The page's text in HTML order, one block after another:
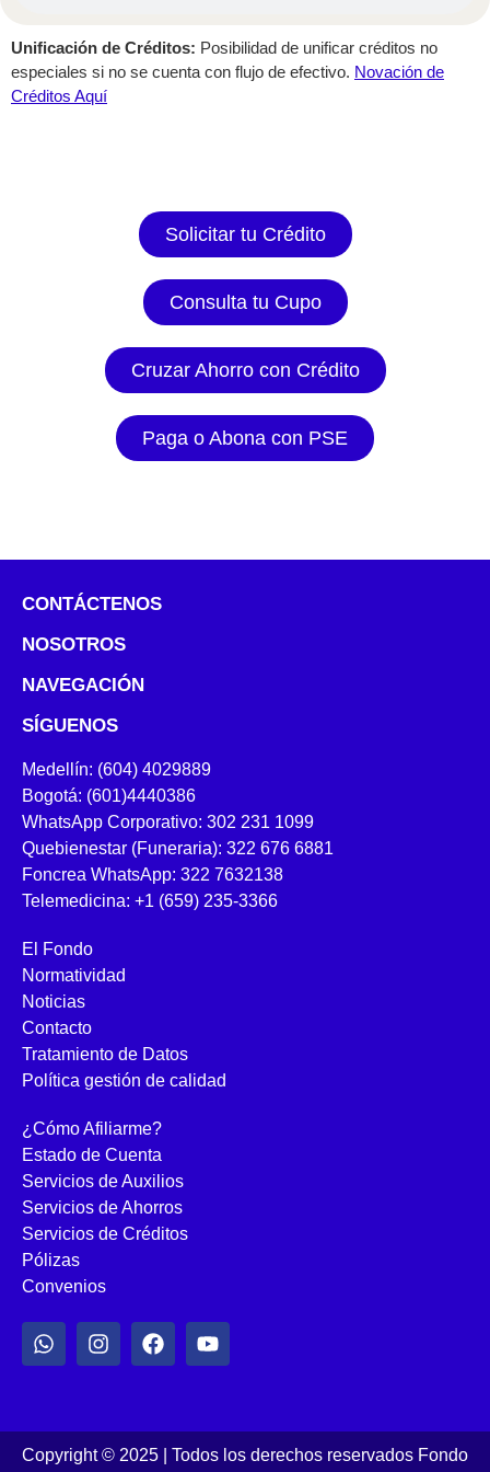
Unificación de Créditos: Posibilidad de unificar créditos no
especiales si no se cuenta con flujo de efectivo. Novación de
Créditos Aquí
Solicitar tu Crédito
Consulta tu Cupo
Cruzar Ahorro con Crédito
Paga o Abona con PSE
CONTÁCTENOS
NOSOTROS
NAVEGACIÓN
SÍGUENOS
Medellín: (604) 4029889
Bogotá: (601)4440386
WhatsApp Corporativo: 302 231 1099
Quebienestar (Funeraria): 322 676 6881
Foncrea WhatsApp: 322 7632138
Telemedicina: +1 (659) 235-3366
El Fondo
Normatividad
Noticias
Contacto
Tratamiento de Datos
Política gestión de calidad
¿Cómo Afiliarme?
Estado de Cuenta
Servicios de Auxilios
Servicios de Ahorros
Servicios de Créditos
Pólizas
Convenios
Copyright © 2025 | Todos los derechos reservados Fondo